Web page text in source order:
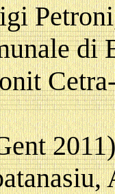
di
2011)